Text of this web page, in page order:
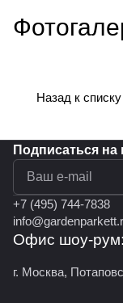
Назад к списку
Подписаться на
+7 (495) 744-7838
Офис шоу-рум:
г. Москва,